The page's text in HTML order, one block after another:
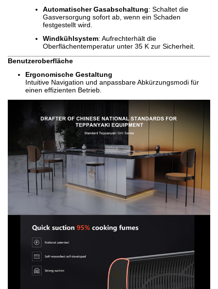
Automatischer Gasabschaltung: Schaltet die
Gasversorgung sofort ab, wenn ein Schaden
festgestellt wird.
Windkühlsystem: Aufrechterhält die
Oberflächentemperatur unter 35 K zur Sicherheit.
Benutzeroberfläche
Ergonomische Gestaltung
Intuitive Navigation und anpassbare Abkürzungsmodi für
einen effizienten Betrieb.